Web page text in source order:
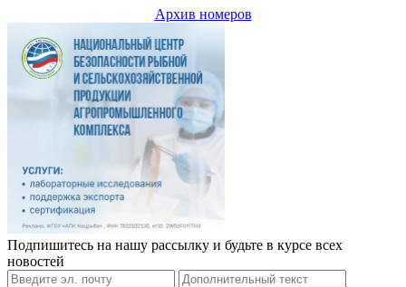
Архив номеров
Подпишитесь на нашу рассылку и будьте в курсе всех
новостей